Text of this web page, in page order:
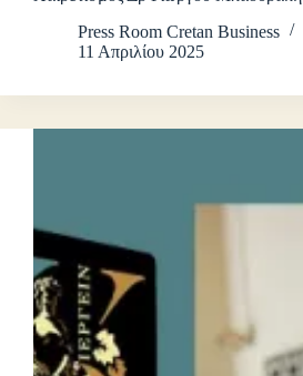
Press Room Cretan Business
11 Απριλίου 2025